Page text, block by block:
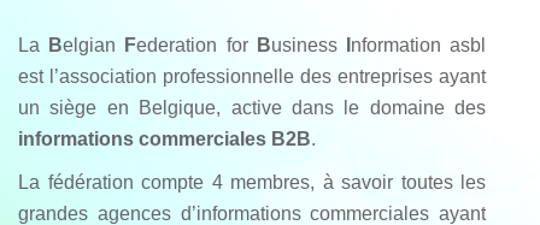
La Belgian Federation for Business
nformation asbl
est l’association professionnelle des entreprises ayant
un siège en Belgique, active dans le domaine des
informations commerciales B2B.
La fédération compte 4 membres, à savoir toutes les
grandes agences d’informations commerciales ayant